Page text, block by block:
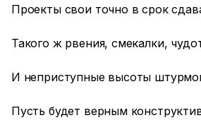
Проекты свои точно в срок
Такого ж рвения, смекалки,
И неприступные высоты
Пусть будет верным